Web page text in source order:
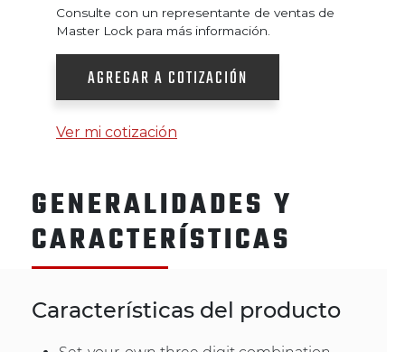
Consulte con un representante de ventas de
Master Lock para más información.
AGREGAR A COTIZACIÓN
Ver mi cotización
GENERALIDADES Y
CARACTERÍSTICAS
Características del producto